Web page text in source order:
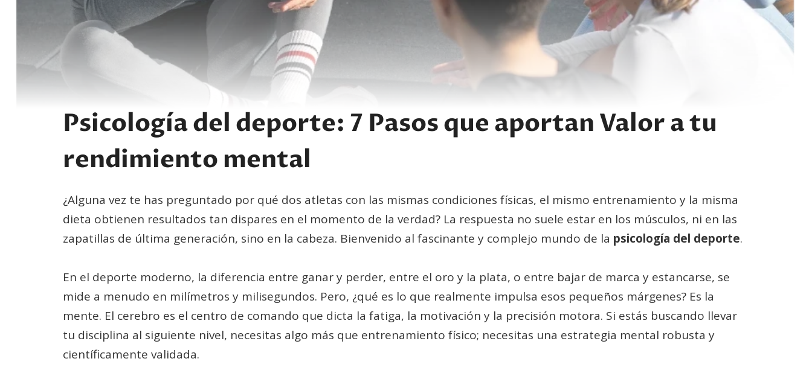
Psicología del deporte: 7 Pasos que aportan Valor a tu
rendimiento mental
¿Alguna vez te has preguntado por qué dos atletas con las mismas condiciones físicas, el mismo entrenamiento y la misma
dieta obtienen resultados tan dispares en el momento de la verdad? La respuesta no suele estar en los músculos, ni en las
zapatillas de última generación, sino en la cabeza. Bienvenido al fascinante y complejo mundo de la psicología del deporte.
En el deporte moderno, la diferencia entre ganar y perder, entre el oro y la plata, o entre bajar de marca y estancarse, se
mide a menudo en milímetros y milisegundos. Pero, ¿qué es lo que realmente impulsa esos pequeños márgenes? Es la
mente. El cerebro es el centro de comando que dicta la fatiga, la motivación y la precisión motora. Si estás buscando llevar
tu disciplina al siguiente nivel, necesitas algo más que entrenamiento físico; necesitas una estrategia mental robusta y
científicamente validada.